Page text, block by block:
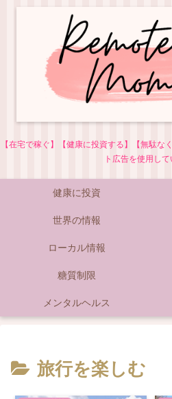
【在宅で稼ぐ】【健康に投資する】【無駄な
ト広告を使用して
健康に投資
世界の情報
ローカル情報
糖質制限
メンタルヘルス
旅行を楽しむ